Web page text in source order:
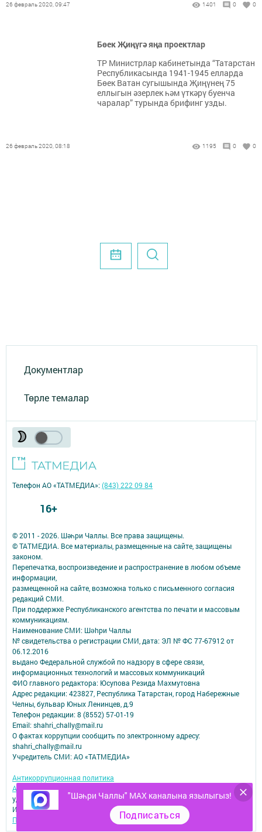
26 февраль 2020, 09:47 1401 0 0
Бөек Җиңүгә яңа проектлар
ТР Министрлар кабинетында “Татарстан
Республикасында 1941-1945 елларда
Бөек Ватан сугышында Җиңүнең 75
еллыгын әзерлек һәм үткәрү буенча
чаралар” турында брифинг узды.
26 февраль 2020, 08:18 1195 0 0
Документлар
Төрле темалар
"Шәһри Чаллы" MAX каналына язылыгыз!
Подписаться
© 2011 - 2026. Шәһри Чаллы. Все права защищены.
© ТАТМЕДИА. Все материалы, размещенные на сайте, защищены
законом.
Перепечатка, воспроизведение и распространение в любом объеме
информации,
размещенной на сайте, возможна только с письменного согласия
редакций СМИ.
При поддержке Республиканского агентства по печати и массовым
коммуникациям.
Наименование СМИ: Шəhри Чаллы
№ свидетельства о регистрации СМИ, дата: ЭЛ № ФС 77-67912 от
06.12.2016
выдано Федеральной службой по надзору в сфере связи,
информационных технологий и массовых коммуникаций
ФИО главного редактора: Юсупова Резида Махмутовна
Адрес редакции: 423827, Республика Татарстан, город Набережные
Челны, бульвар Юных Ленинцев, д.9
Телефон редакции: 8 (8552) 57-01-19
Email: shahri_chally@mail.ru
О фактах коррупции сообщить по электронному адресу:
shahri_chally@mail.ru
Учредитель СМИ: АО «ТАТМЕДИА»
Антикоррупционная политика
АО «ТАТМЕДИА» использует «cookie»
для персонализации сервисов и
удобства пользователей сайтом.
Использование «cookie» можно отменить в настройках браузера.
Политика конфиденциальности
Телефон АО «ТАТМЕДИА»:(843) 222 09 84
16+